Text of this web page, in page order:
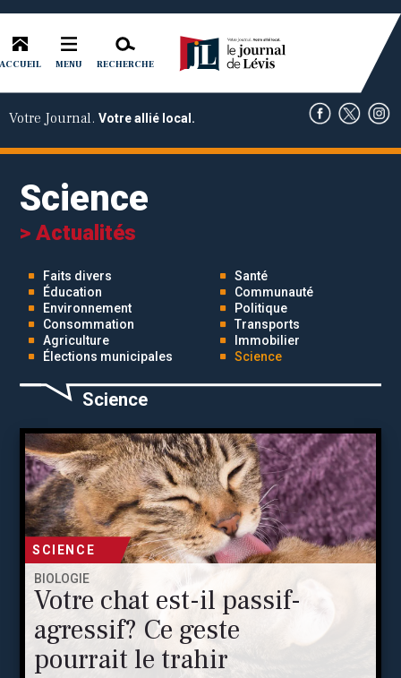
ACCUEIL MENU RECHERCHE
Votre Journal. Votre allié local.
Science
> Actualités
Faits divers
Santé
Éducation
Communauté
Environnement
Politique
Consommation
Transports
Agriculture
Immobilier
Élections municipales
Science
Science
SCIENCE
BIOLOGIE
Votre chat est-il passif-
agressif? Ce geste
pourrait le trahir